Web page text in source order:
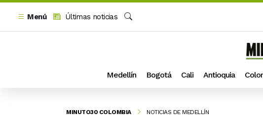
Menú
Últimas noticias
Medellín Bogotá Cali Antioquia
MINUTO30 COLOMBIA NOTICIAS DE MEDELLÍN